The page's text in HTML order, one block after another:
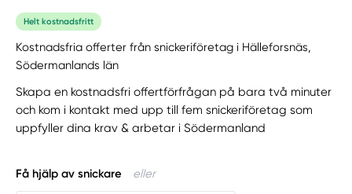
Helt kostnadsfritt
Kostnadsfria offerter från snickeriföretag i Hälleforsnäs,
Södermanlands län
Skapa en kostnadsfri offertförfrågan på bara två minuter
och kom i kontakt med upp till fem snickeriföretag som
uppfyller dina krav & arbetar i Södermanland
Få hjälp av snickare eller